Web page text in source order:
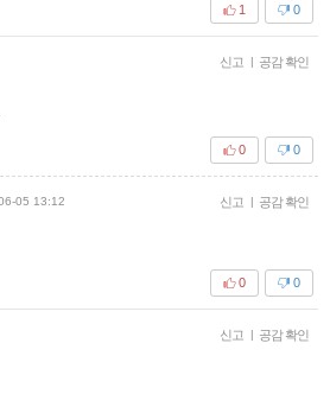
0
1
신고 | 공감 확인
0
0
05 13:12 신고 | 공감 확인
0
0
신고 | 공감 확인